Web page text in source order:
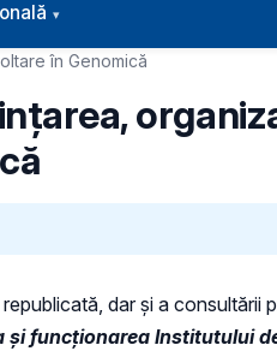
în Genomică
dar și a consultării
și funcționarea Institutului